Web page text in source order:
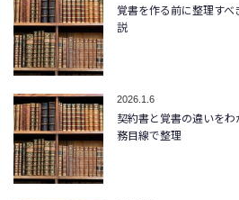
覚書を作る前に整理す
説
2026.1.6
契約書と覚書の違いを
務目線で整理